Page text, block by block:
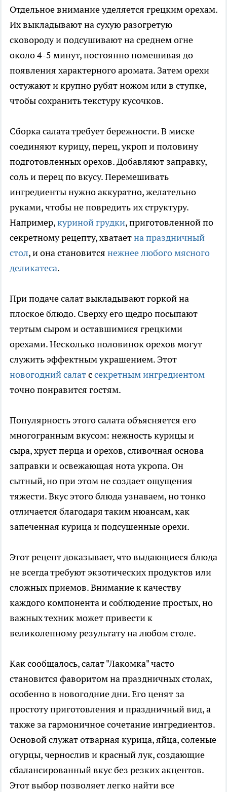
Отдельное внимание уделяется грецким орехам.
Их выкладывают на сухую разогретую
сковороду и подсушивают на среднем огне
около 4-5 минут, постоянно помешивая до
появления характерного аромата. Затем орехи
остужают и крупно рубят ножом или в ступке,
чтобы сохранить текстуру кусочков.
Сборка салата требует бережности. В миске
соединяют курицу, перец, укроп и половину
подготовленных орехов. Добавляют заправку,
соль и перец по вкусу. Перемешивать
ингредиенты нужно аккуратно, желательно
руками, чтобы не повредить их структуру.
Например,куриной грудки, приготовленной по
секретному рецепту, хватаетна праздничный
стол, и она становится нежнее любого мясного
деликатеса.
При подаче салат выкладывают горкой на
плоское блюдо. Сверху его щедро посыпают
тертым сыром и оставшимися грецкими
орехами. Несколько половинок орехов могут
служить эффектным украшением. Этот
новогодний салатссекретным ингредиентом
точно понравится гостям.
Популярность этого салата объясняется его
многогранным вкусом: нежность курицы и
сыра, хруст перца и орехов, сливочная основа
заправки и освежающая нота укропа. Он
сытный, но при этом не создает ощущения
тяжести. Вкус этого блюда узнаваем, но тонко
отличается благодаря таким нюансам, как
запеченная курица и подсушенные орехи.
Этот рецепт доказывает, что выдающиеся блюда
не всегда требуют экзотических продуктов или
сложных приемов. Внимание к качеству
каждого компонента и соблюдение простых, но
важных техник может привести к
великолепному результату на любом столе.
Как сообщалось, салат "Лакомка" часто
становится фаворитом на праздничных столах,
особенно в новогодние дни. Его ценят за
простоту приготовления и праздничный вид, а
также за гармоничное сочетание ингредиентов.
Основой служат отварная курица, яйца, соленые
огурцы, чернослив и красный лук, создающие
сбалансированный вкус без резких акцентов.
Этот выбор позволяет легко найти все